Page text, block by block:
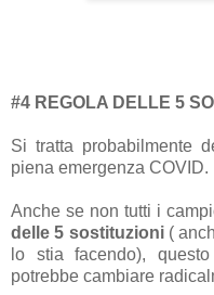
#4 REGOLA DELLE 5
Si tratta probabilmente
piena emergenza COVID.
Anche se non tutti i
delle 5 sostituzioni(
lo stia facendo),
potrebbe cambiare